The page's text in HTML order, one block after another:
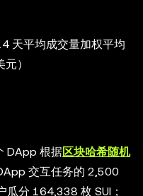
天平均成交量加权平均
）
DApp 根据区块哈希随机
交互任务的 2,500
分 164,338 枚 SUI；